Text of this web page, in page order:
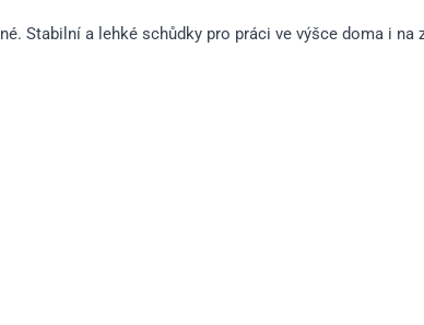
Stabilní a lehké schůdky pro práci ve výšce doma i na